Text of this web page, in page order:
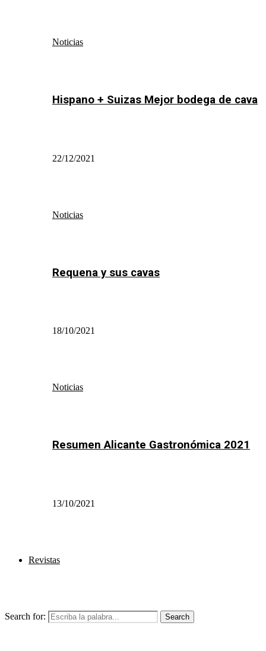
Noticias
Hispano + Suizas Mejor bodega de cava
22/12/2021
Noticias
Requena y sus cavas
18/10/2021
Noticias
Resumen Alicante Gastronómica 2021
13/10/2021
Revistas
Search for: Search